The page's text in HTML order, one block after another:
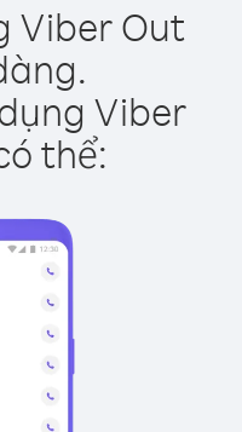
Viber Out
Viber
thể: